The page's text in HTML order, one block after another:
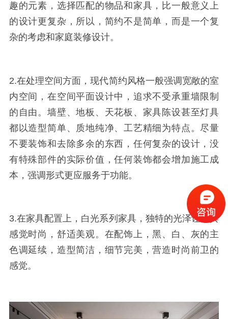
趣的元素，选择匹配的物品和家具，比一般意义上
的设计更复杂，所以，简约不是简单，而是一个复
杂的考虑和家庭装修设计。
2.在处理空间方面，现代简约风格一般强调宽敞的室
内空间，在空间平面设计中，追求不受承重墙限制
的自由。墙壁、地板、天花板、家具陈设甚至灯具
都以造型简单、质地纯净、工艺精细为特点。尽量
不要装饰和去除多余的东西，任何复杂的设计，没
有特殊部件的实际价值，任何装饰都会增加施工成
本，强调形式更应服务于功能。
3.在家具配置上，白光系列家具，独特的光泽让家具
感觉时尚，舒适美观。在配饰上，黑、白、灰的主
色调延续，造型简洁，细节完美，营造时尚前卫的
感觉。